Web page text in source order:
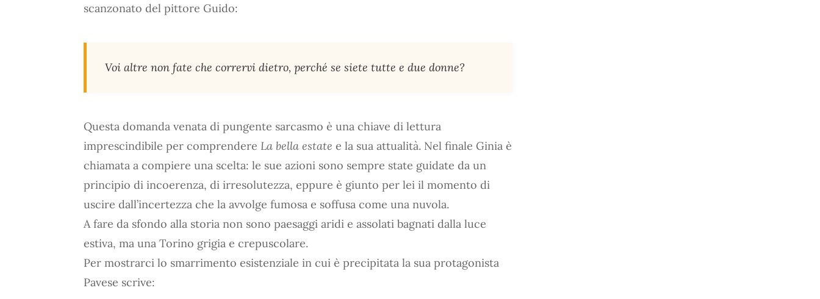
scanzonato del pittore Guido:
Voi altre non fate che corrervi dietro, perché se siete tutte e due donne?
Questa domanda venata di pungente sarcasmo è una chiave di lettura
imprescindibile per comprendere La bella estate e la sua attualità. Nel finale Ginia è
chiamata a compiere una scelta: le sue azioni sono sempre state guidate da un
principio di incoerenza, di irresolutezza, eppure è giunto per lei il momento di
uscire dall’incertezza che la avvolge fumosa e soffusa come una nuvola.
A fare da sfondo alla storia non sono paesaggi aridi e assolati bagnati dalla luce
estiva, ma una Torino grigia e crepuscolare.
Per mostrarci lo smarrimento esistenziale in cui è precipitata la sua protagonista
Pavese scrive: